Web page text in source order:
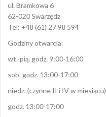
ul. Bramkowa 6
62-020 Swarzędz
Tel: +48 (61) 27 98 594
Godziny otwarcia:
wt.-pią. godz. 9:00-16:00
sob. godz. 13:00-17:00
niedz. (czynne II i IV w miesiącu)
godz. 13:00-17:00